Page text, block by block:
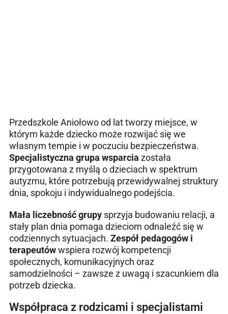
Przedszkole Aniołowo od lat tworzy miejsce, w
którym każde dziecko może rozwijać się we
własnym tempie i w poczuciu bezpieczeństwa.
Specjalistyczna grupa wsparcia została
przygotowana z myślą o dzieciach w spektrum
autyzmu, które potrzebują przewidywalnej struktury
dnia, spokoju i indywidualnego podejścia.
Mała liczebność grupy sprzyja budowaniu relacji, a
stały plan dnia pomaga dzieciom odnaleźć się w
codziennych sytuacjach. Zespół pedagogów i
terapeutówwspiera rozwój kompetencji
społecznych, komunikacyjnych oraz
samodzielności – zawsze z uwagą i szacunkiem dla
potrzeb dziecka.
Współpraca z rodzicami i specjalistami